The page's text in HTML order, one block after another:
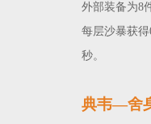
外部装备为8
每层沙暴获
秒。
典韦—舍